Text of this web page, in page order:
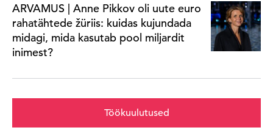
ARVAMUS | Anne Pikkov oli uute euro
rahatähtede žüriis: kuidas kujundada
midagi, mida kasutab pool miljardit
inimest?
Töökuulutused